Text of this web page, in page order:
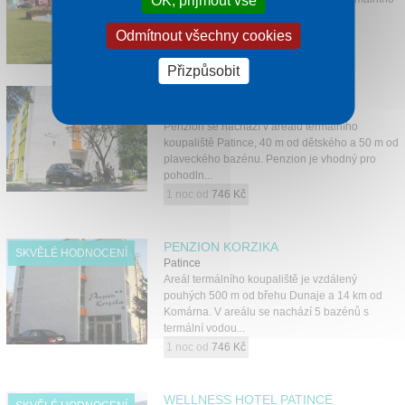
koupaliště Patince.
1 noc od685 Kč
Penzion se nachází v areálu termálního
koupaliště Patince, 40 m od dětského a 50 m od
plaveckého bazénu. Penzion je vhodný pro
pohodln...
1 noc od 746 Kč
SKVĚLÉ HODNOCENÍ PENZION KORZIKA
Patince
Areál termálního koupaliště je vzdálený
pouhých 500 m od břehu Dunaje a 14 km od
Komárna. V areálu se nachází 5 bazénů s
termální vodou...
1 noc od 746 Kč
WELLNESS HOTEL PATINCE
Odmítnout všechny cookies
Přizpůsobit